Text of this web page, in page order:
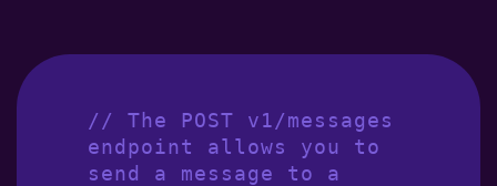
// The POST v1/messages
endpoint allows you to
send a message to a